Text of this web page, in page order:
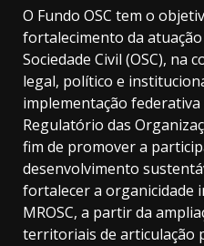
O Fundo OSC tem o
fortalecimento da
Sociedade Civil (OSC), na
legal, político e
implementação
Regulatório das
fim de promover a
desenvolvimento
fortalecer a organicidade
MROSC, a partir da
territoriais de articulação